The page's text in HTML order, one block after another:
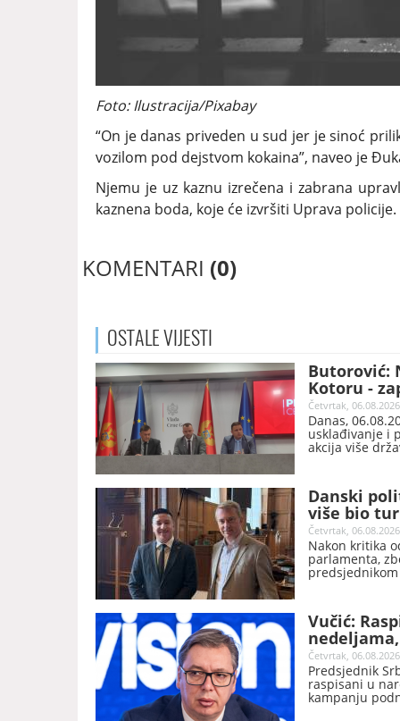
Foto: Ilustracija/Pixabay
“On je danas priveden u sud jer je sinoć
vozilom pod dejstvom kokaina”, naveo je
Njemu je uz kaznu izrečena i zabrana
kaznena boda, koje će izvršiti Uprava policije.
KOMENTARI (0)
OSTALEVIJESTI
Butorović:
Kotoru -
Četvrtak,
Danas,
usklađivanje i
akcija više
Danski
više bio
ću biti
Četvrtak,
Nakon kritika
parlamenta,
predsjednikom
Vučić:
Četvrtak,
Predsjednik
raspisani u
kampanju